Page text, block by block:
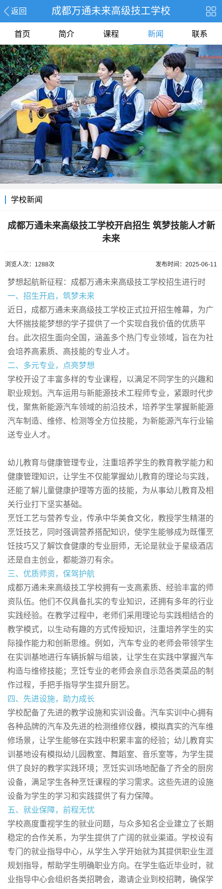
返回 成都万通未来高级技工学校
首页 简介 课程 新闻 联系
学校新闻
成都万通未来高级技工学校开启招生 筑梦技能人才新
未来
浏览人次：1288次 发布时间：2025-06-11
梦想起航新征程：成都万通未来高级技工学校招生进行时
一、招生开启，筑梦未来
近日，成都万通未来高级技工学校正式拉开招生帷幕，为广
大怀揣技能梦想的学子提供了一个实现自我价值的优质平
台。此次招生面向全国，涵盖多个热门专业领域，旨在为社
会培养高素质、高技能的专业人才。
二、多元专业，点亮梦想
学校开设了丰富多样的专业课程，以满足不同学生的兴趣和
职业规划。汽车运用与新能源技术工程师专业，紧跟时代步
伐，聚焦新能源汽车领域的前沿技术，培养学生掌握新能源
汽车制造、维修、检测等全方位技能，为新能源汽车行业输
送专业人才。
幼儿教育与健康管理专业，注重培养学生的教育教学能力和
健康管理知识，让学生不仅能掌握幼儿教育的理论与实践，
还能了解儿童健康护理等方面的技能，为从事幼儿教育及相
关行业打下坚实基础。
烹饪工艺与营养专业，传承中华美食文化，教授学生精湛的
烹饪技艺，同时强调营养搭配知识，使学生能够成为既懂烹
饪技巧又了解饮食健康的专业厨师，无论是就业于星级酒店
还是自主创业，都能游刃有余。
三、优质师资，保驾护航
成都万通未来高级技工学校拥有一支高素质、经验丰富的师
资队伍。他们不仅具备扎实的专业知识，还拥有多年的行业
实践经验。在教学过程中，老师们采用理论与实践相结合的
教学模式，以生动有趣的方式传授知识，注重培养学生的实
际操作能力和创新思维。例如，汽车专业的老师会带领学生
在实训基地进行车辆拆解与组装，让学生在实践中掌握汽车
构造与维修技能；烹饪专业的老师会亲自示范各类菜品的制
作过程，手把手指导学生提升厨艺。
四、先进设施，助力成长
学校配备了先进的教学设施和实训设备。汽车实训中心拥有
各种品牌的汽车及先进的检测维修仪器，模拟真实的汽车维
修场景，让学生能够在实践中积累丰富的经验；幼儿教育实
训基地设有模拟幼儿园教室、舞蹈室、音乐室等，为学生提
供了良好的教学实践环境；烹饪实训场地配备了齐全的厨房
设备，满足学生各种烹饪课程的学习需求。这些先进的设施
设备为学生的学习和实践提供了有力保障。
五、就业保障，前程无忧
学校高度重视学生的就业问题，与众多知名企业建立了长期
稳定的合作关系，为学生提供了广阔的就业渠道。学校设有
专门的就业指导中心，从学生入学开始就为其提供职业生涯
规划指导，帮助学生明确职业方向。在学生临近毕业时，就
业指导中心会组织各类招聘会，邀请企业到校招聘，确保学